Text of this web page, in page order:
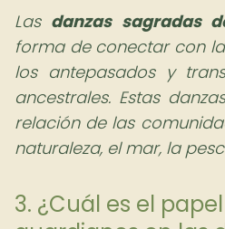
Las danzas sagradas
forma de conectar con
los antepasados y
ancestrales. Estas
relación de las
naturaleza, el mar, la
3. ¿Cuál es el